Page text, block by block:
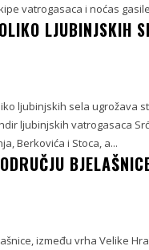
vatrogasaca i noćas
LJUBINJSKIH
ljubinjskih sela ugrožava
ljubinjskih vatrogasaca
Berkovića i Stoca, a...
između vrha Velike